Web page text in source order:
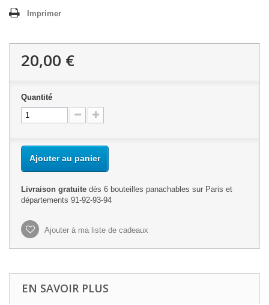
Imprimer
20,00 €
Quantité
Ajouter au panier
Livraison gratuite dès 6 bouteilles panachables sur Paris et
départements 91-92-93-94
Ajouter à ma liste de cadeaux
EN SAVOIR PLUS